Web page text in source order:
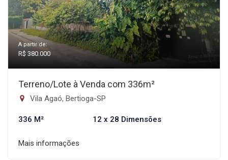
A partir de:
R$ 380.000
Terreno/Lote à Venda com 336m²
Vila Agaó, Bertioga-SP
336 M² 12 x 28 Dimensões
Mais informações